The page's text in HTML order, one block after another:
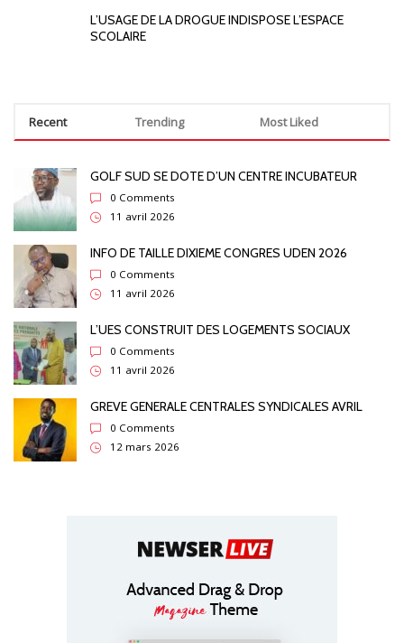
L’USAGE DE LA DROGUE INDISPOSE L’ESPACE
SCOLAIRE
Recent Trending Most Liked
GOLF SUD SE DOTE D’UN CENTRE INCUBATEUR
0 Comments
11 avril 2026
INFO DE TAILLE DIXIEME CONGRES UDEN 2026
0 Comments
11 avril 2026
L’UES CONSTRUIT DES LOGEMENTS SOCIAUX
0 Comments
11 avril 2026
GREVE GENERALE CENTRALES SYNDICALES AVRIL
0 Comments
12 mars 2026